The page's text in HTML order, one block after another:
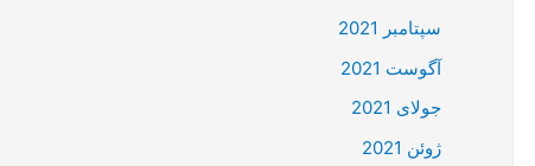
سپتامبر 2021
آگوست 2021
جولای 2021
ژوئن 2021